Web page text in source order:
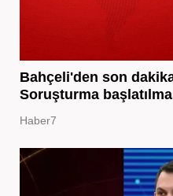
Bahçeli'den son
Soruşturma
Haber7